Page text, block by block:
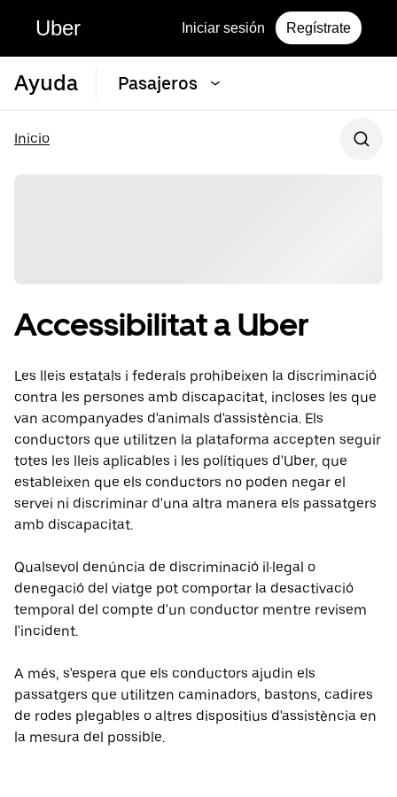
Uber Iniciar sesión Regístrate
Ayuda Pasajeros
Inicio
Accessibilitat a Uber
Les lleis estatals i federals prohibeixen la discriminació
contra les persones amb discapacitat, incloses les que
van acompanyades d'animals d'assistència. Els
conductors que utilitzen la plataforma accepten seguir
totes les lleis aplicables i les polítiques d'Uber, que
estableixen que els conductors no poden negar el
servei ni discriminar d'una altra manera els passatgers
amb discapacitat.
Qualsevol denúncia de discriminació il·legal o
denegació del viatge pot comportar la desactivació
temporal del compte d'un conductor mentre revisem
l'incident.
A més, s'espera que els conductors ajudin els
passatgers que utilitzen caminadors, bastons, cadires
de rodes plegables o altres dispositius d'assistència en
la mesura del possible.